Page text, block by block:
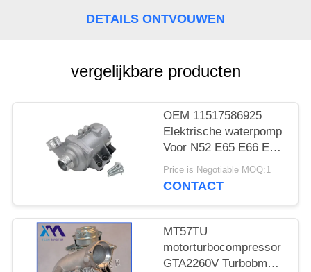
SITEMAP
PRIVACY
BELEID
DETAILS ONTVOUWEN
vergelijkbare producten
OEM 11517586925
Elektrische waterpomp
Voor N52 E65 E66 E60
E61 E90 E91 Auto
koelwaterpomp
Price is Negotiable MOQ:1
CONTACT
MT57TU
motorturbocompressor
GTA2260V Turbobmw